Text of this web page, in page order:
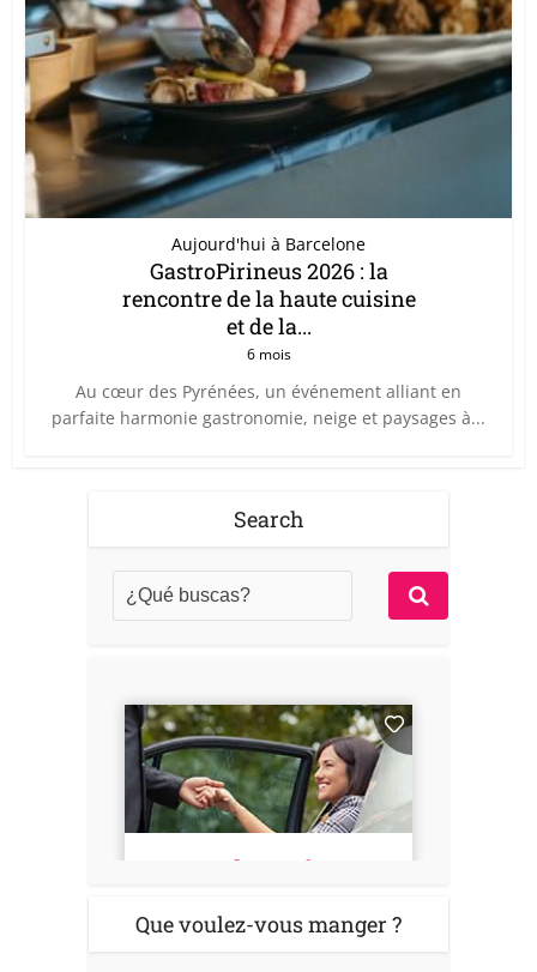
Aujourd'hui à Barcelone
GastroPirineus 2026 : la
rencontre de la haute cuisine
et de la...
6 mois
Au cœur des Pyrénées, un événement alliant en
parfaite harmonie gastronomie, neige et paysages à...
Search
Que voulez-vous manger ?